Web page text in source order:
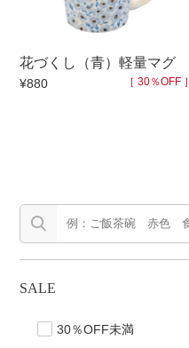
花づくし（青）軽量マグ
¥880 ［ 30％OFF ］
SALE
30％OFF未満